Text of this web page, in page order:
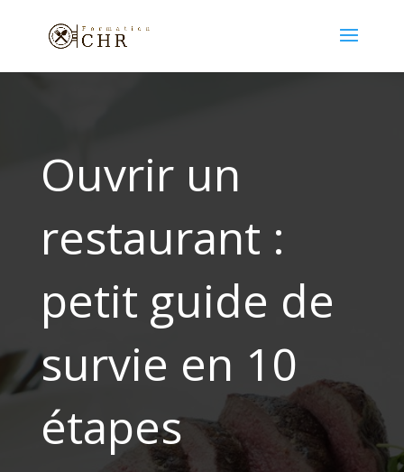
Ouvrir un
restaurant :
petit guide de
survie en 10
étapes